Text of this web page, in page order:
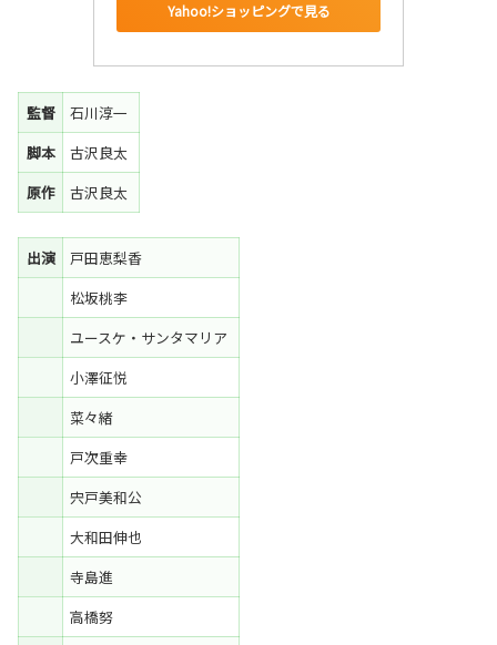
Yahoo!ショッピングで見る
監督
石川淳一
脚本
古沢良太
原作
古沢良太
出演
戸田恵梨香
松坂桃李
ユースケ・サンタマリア
小澤征悦
菜々緒
戸次重幸
宍戸美和公
大和田伸也
寺島進
高橋努